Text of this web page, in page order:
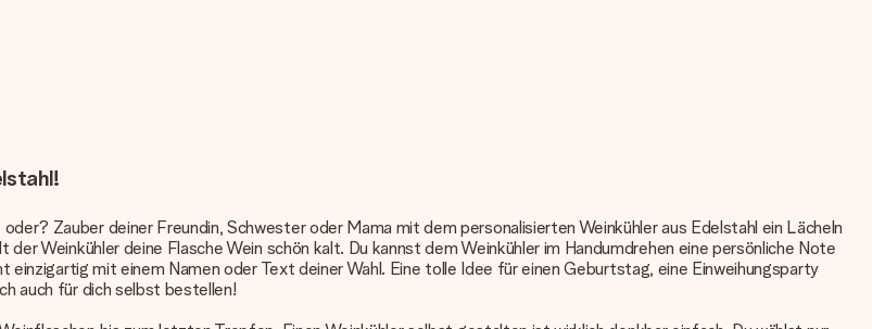
Zauber deiner Freundin, Schwester oder Mama mit dem personalisierten Weinkühler aus Edelstahl ein Lächeln
Weinkühler deine Flasche Wein schön kalt. Du kannst dem Weinkühler im Handumdrehen eine persönliche Note
mit einem Namen oder Text deiner Wahl. Eine tolle Idee für einen Geburtstag, eine Einweihungsparty
auch für dich selbst bestellen!